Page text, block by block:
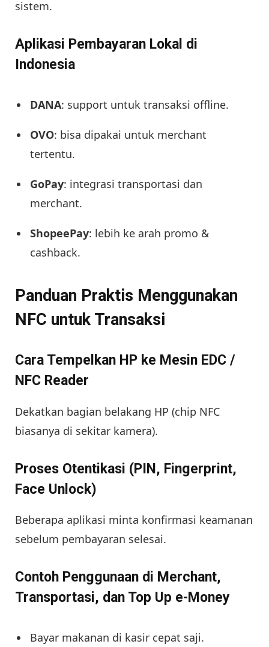
sistem.
Aplikasi Pembayaran Lokal di
Indonesia
DANA: support untuk transaksi offline.
OVO: bisa dipakai untuk merchant
tertentu.
GoPay: integrasi transportasi dan
merchant.
ShopeePay: lebih ke arah promo &
cashback.
Panduan Praktis Menggunakan
NFC untuk Transaksi
Cara Tempelkan HP ke Mesin EDC /
NFC Reader
Dekatkan bagian belakang HP (chip NFC
biasanya di sekitar kamera).
Proses Otentikasi (PIN, Fingerprint,
Face Unlock)
Beberapa aplikasi minta konfirmasi keamanan
sebelum pembayaran selesai.
Contoh Penggunaan di Merchant,
Transportasi, dan Top Up e-Money
Bayar makanan di kasir cepat saji.